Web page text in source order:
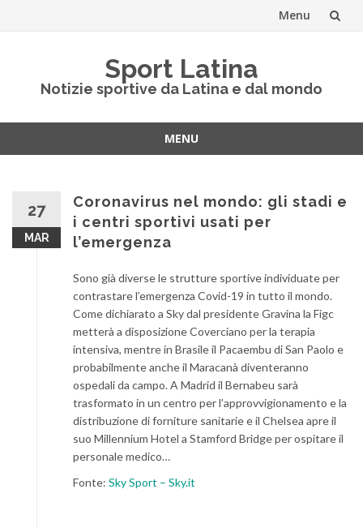
Menu
Sport Latina
Notizie sportive da Latina e dal mondo
MENU
27
MAR
Coronavirus nel mondo: gli stadi e
i centri sportivi usati per
l’emergenza
Sono già diverse le strutture sportive individuate per
contrastare l’emergenza Covid-19 in tutto il mondo.
Come dichiarato a Sky dal presidente Gravina la Figc
metterà a disposizione Coverciano per la terapia
intensiva, mentre in Brasile il Pacaembu di San Paolo e
probabilmente anche il Maracanà diventeranno
ospedali da campo. A Madrid il Bernabeu sarà
trasformato in un centro per l’approvvigionamento e la
distribuzione di forniture sanitarie e il Chelsea apre il
suo Millennium Hotel a Stamford Bridge per ospitare il
personale medico…
Fonte: Sky Sport – Sky.it